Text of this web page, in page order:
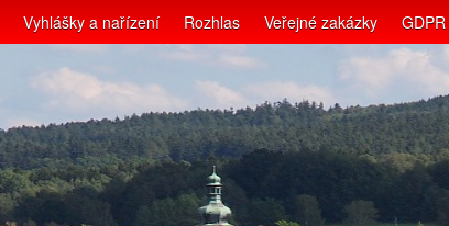
Vyhlášky a nařízení Rozhlas Veřejné zakázky GDPR